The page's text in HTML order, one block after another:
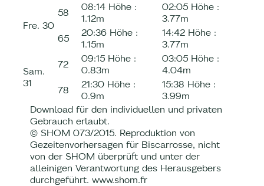
Fre. 30
58 08:14 Höhe :
1.12m
02:05 Höhe :
3.77m
65
20:36 Höhe :
1.15m
14:42 Höhe :
3.77m
Sam.
31
72 09:15 Höhe :
0.83m
03:05 Höhe :
4.04m
78
21:30 Höhe :
0.9m
15:38 Höhe :
3.99m
Download für den individuellen und privaten
Gebrauch erlaubt.
© SHOM 073/2015. Reproduktion von
Gezeitenvorhersagen für Biscarrosse, nicht
von der SHOM überprüft und unter der
alleinigen Verantwortung des Herausgebers
durchgeführt. www.shom.fr